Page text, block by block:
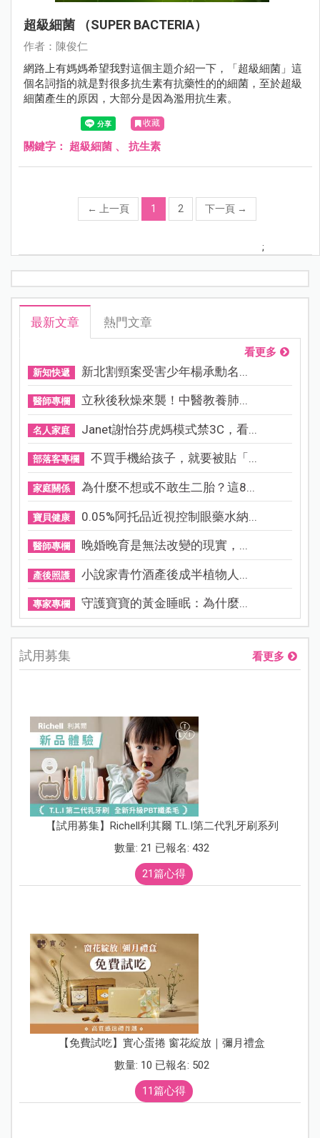
超級細菌 （SUPER BACTERIA）
作者：陳俊仁
網路上有媽媽希望我對這個主題介紹一下，「超級細菌」這
個名詞指的就是對很多抗生素有抗藥性的的細菌，至於超級
細菌產生的原因，大部分是因為濫用抗生素。
收藏
關鍵字： 超級細菌 、 抗生素
← 上一頁 1 2 下一頁 →
;
最新文章 熱門文章
看更多
新知快遞 新北割頸案受害少年楊承勳名...
醫師專欄 立秋後秋燥來襲！中醫教養肺...
名人家庭 Janet謝怡芬虎媽模式禁3C，看...
部落客專欄 不買手機給孩子，就要被貼「...
家庭關係 為什麼不想或不敢生二胎？這8...
寶貝健康 0.05%阿托品近視控制眼藥水納...
醫師專欄 晚婚晚育是無法改變的現實，...
產後照護 小說家青竹酒產後成半植物人...
專家專欄 守護寶寶的黃金睡眠：為什麼...
試用募集 看更多
【試用募集】Richell利其爾 T.L.I第二代乳牙刷系列
數量: 21 已報名: 432
21篇心得
【免費試吃】實心蛋捲 窗花綻放｜彌月禮盒
數量: 10 已報名: 502
11篇心得